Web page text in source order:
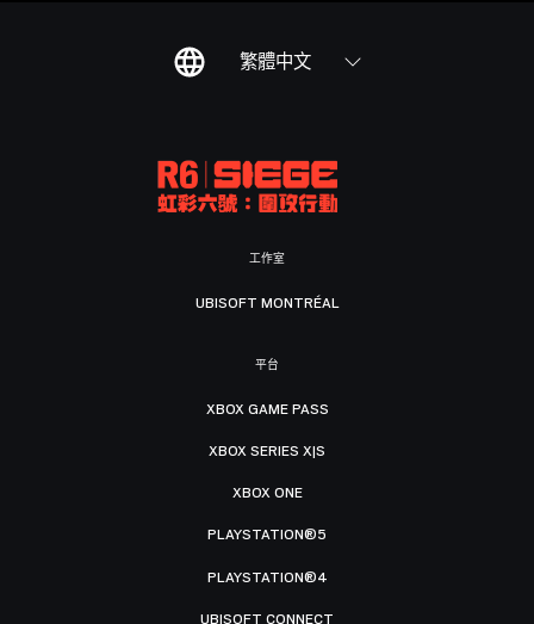
繁體中文
工作室
UBISOFT MONTRÉAL
平台
XBOX GAME PASS
XBOX SERIES X|S
XBOX ONE
PLAYSTATION®5
PLAYSTATION®4
UBISOFT CONNECT